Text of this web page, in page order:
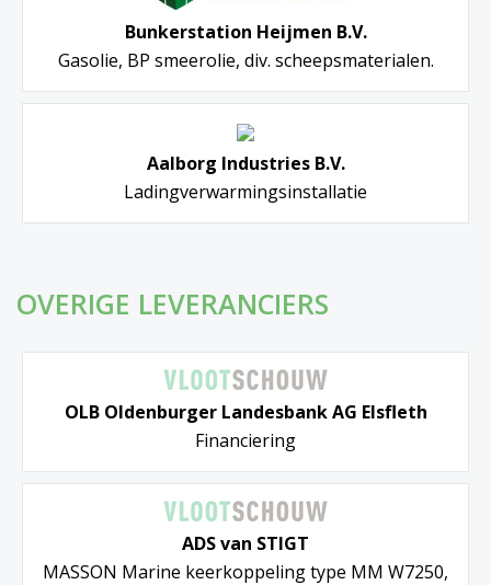
Bunkerstation Heijmen B.V.
Gasolie, BP smeerolie, div. scheepsmaterialen.
Aalborg Industries B.V.
Ladingverwarmingsinstallatie
OVERIGE LEVERANCIERS
OLB Oldenburger Landesbank AG Elsfleth
Financiering
ADS van STIGT
MASSON Marine keerkoppeling type MM W7250,